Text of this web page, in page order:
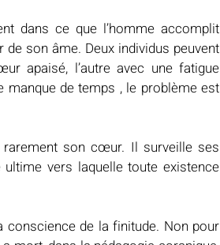
dans ce que l’homme accomplit
son âme. Deux individus peuvent
apaisé, l’autre avec une fatigue
manque de temps , le problème est
rarement son cœur. Il surveille ses
vers laquelle toute existence
conscience de la finitude. Non pour